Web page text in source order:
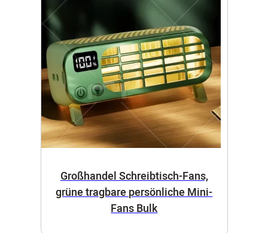
Großhandel Schreibtisch-Fans,
grüne tragbare persönliche Mini-
Fans Bulk